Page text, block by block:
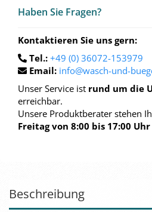
Haben Sie Fra­gen?
Kontaktieren Sie uns gern:
Tel.: +49 (0) 36072-153979
Email: info@wasch-und-
Unser Service ist rund um die
erreichbar.
Unsere Produktberater stehen
Freitag von 8:00 bis 17:00 Uhr
Beschreibung